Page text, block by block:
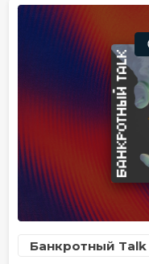
Банкротный Talk